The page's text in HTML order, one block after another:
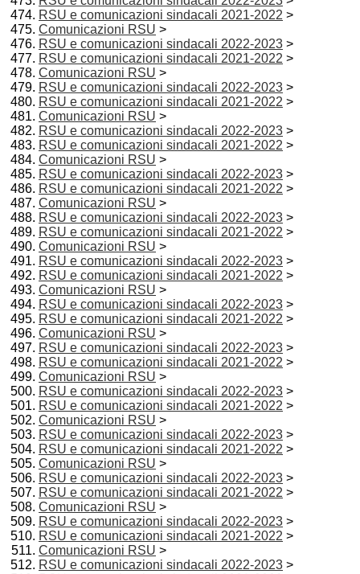
RSU e comunicazioni sindacali 2021-2022 >
Comunicazioni RSU >
RSU e comunicazioni sindacali 2022-2023 >
RSU e comunicazioni sindacali 2021-2022 >
Comunicazioni RSU >
RSU e comunicazioni sindacali 2022-2023 >
RSU e comunicazioni sindacali 2021-2022 >
Comunicazioni RSU >
RSU e comunicazioni sindacali 2022-2023 >
RSU e comunicazioni sindacali 2021-2022 >
Comunicazioni RSU >
RSU e comunicazioni sindacali 2022-2023 >
RSU e comunicazioni sindacali 2021-2022 >
Comunicazioni RSU >
RSU e comunicazioni sindacali 2022-2023 >
RSU e comunicazioni sindacali 2021-2022 >
Comunicazioni RSU >
RSU e comunicazioni sindacali 2022-2023 >
RSU e comunicazioni sindacali 2021-2022 >
Comunicazioni RSU >
RSU e comunicazioni sindacali 2022-2023 >
RSU e comunicazioni sindacali 2021-2022 >
Comunicazioni RSU >
RSU e comunicazioni sindacali 2022-2023 >
RSU e comunicazioni sindacali 2021-2022 >
Comunicazioni RSU >
RSU e comunicazioni sindacali 2022-2023 >
RSU e comunicazioni sindacali 2021-2022 >
Comunicazioni RSU >
RSU e comunicazioni sindacali 2022-2023 >
RSU e comunicazioni sindacali 2021-2022 >
Comunicazioni RSU >
RSU e comunicazioni sindacali 2022-2023 >
RSU e comunicazioni sindacali 2021-2022 >
Comunicazioni RSU >
RSU e comunicazioni sindacali 2022-2023 >
RSU e comunicazioni sindacali 2021-2022 >
Comunicazioni RSU >
RSU e comunicazioni sindacali 2022-2023 >